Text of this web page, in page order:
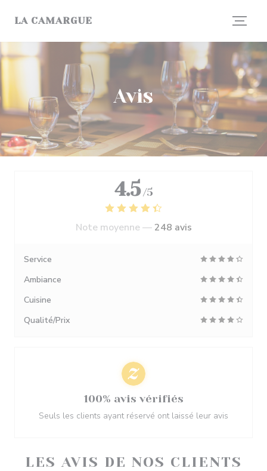
LA CAMARGUE
Avis
LES AVIS DE NOS CLIENTS
4.5 /5
Note moyenne —248 avis
Service
Ambiance
Cuisine
Qualité/Prix
100% avis vérifiés
Seuls les clients ayant réservé ont laissé leur avis